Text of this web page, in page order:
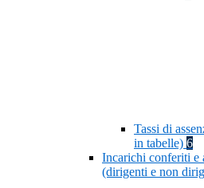
Tassi di
in tabelle) 6
Incarichi conferiti e
(dirigenti e non